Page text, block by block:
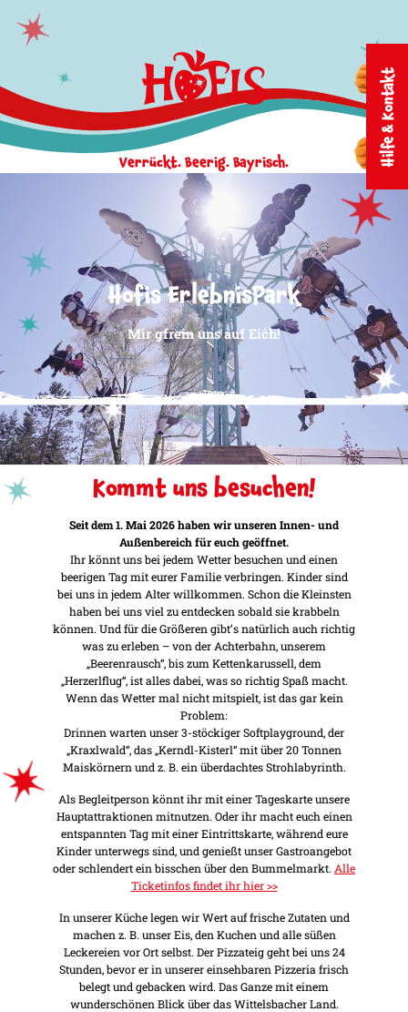
Zum Inhalt springen
Verrückt. Beerig. Bayrisch. Hilfe & Kontakt
Hofis ErlebnisPark
Mir gfrein uns auf Eich!
Kommt uns besuchen!
Seit dem 1. Mai 2026 haben wir unseren Innen- und
Außenbereich für euch geöffnet.
Ihr könnt uns bei jedem Wetter besuchen und einen
beerigen Tag mit eurer Familie verbringen. Kinder sind
bei uns in jedem Alter willkommen. Schon die Kleinsten
haben bei uns viel zu entdecken sobald sie krabbeln
können. Und für die Größeren gibt’s natürlich auch richtig
was zu erleben – von der Achterbahn, unserem
„Beerenrausch“, bis zum Kettenkarussell, dem
„Herzerlflug“, ist alles dabei, was so richtig Spaß macht.
Wenn das Wetter mal nicht mitspielt, ist das gar kein
Problem:
Drinnen warten unser 3-stöckiger Softplayground, der
„Kraxlwald“, das „Kerndl-Kisterl“ mit über 20 Tonnen
Maiskörnern und z. B. ein überdachtes Strohlabyrinth.
Als Begleitperson könnt ihr mit einer Tageskarte unsere
Hauptattraktionen mitnutzen. Oder ihr macht euch einen
entspannten Tag mit einer Eintrittskarte, während eure
Kinder unterwegs sind, und genießt unser Gastroangebot
oder schlendert ein bisschen über den Bummelmarkt. Alle
Ticketinfos findet ihr hier >>
In unserer Küche legen wir Wert auf frische Zutaten und
machen z. B. unser Eis, den Kuchen und alle süßen
Leckereien vor Ort selbst. Der Pizzateig geht bei uns 24
Stunden, bevor er in unserer einsehbaren Pizzeria frisch
belegt und gebacken wird. Das Ganze mit einem
wunderschönen Blick über das Wittelsbacher Land.